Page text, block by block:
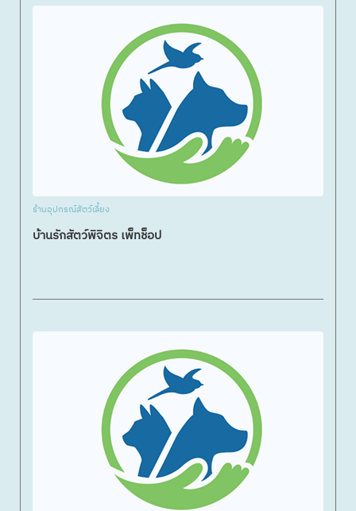
ร้านอุปกรณ์สัตว์เลี้ยง
บ้านรักสัตว์พิจิตร เพ็ทช็อป